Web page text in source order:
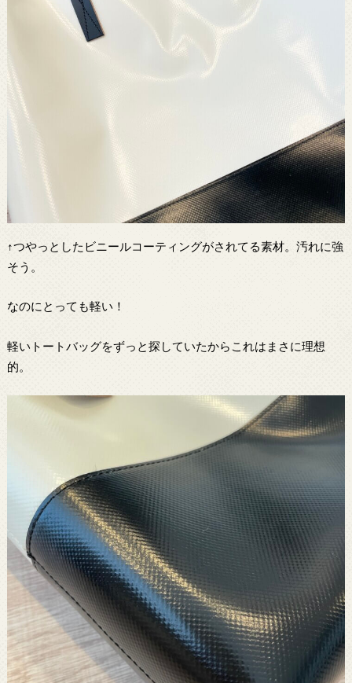
↑つやっとしたビニールコーティングがされてる素材。汚れに強
そう。
なのにとっても軽い！
軽いトートバッグをずっと探していたからこれはまさに理想
的。